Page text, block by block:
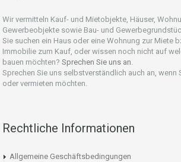
Wir vermitteln Kauf- und Mietobjekte, Häuser,
Gewerbeobjekte sowie Bau- und
Sie suchen ein Haus oder eine Wohnung zur Miete
Immobilie zum Kauf, oder wissen noch nicht auf
bauen möchten? Sprechen Sie uns an.
Sprechen Sie uns selbstverständlich auch an, wenn
oder vermieten möchten.
Rechtliche Informationen
Allgemeine Geschäftsbedingungen